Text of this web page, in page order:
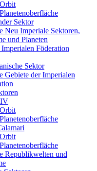
Orbit
Planetenoberfläche
Sektor
Neu Imperiale Sektoren,
und Planeten
Föderation
Sektor
Gebiete der Imperialen
Orbit
Planetenoberfläche
Orbit
Planetenoberfläche
Republikwelten und